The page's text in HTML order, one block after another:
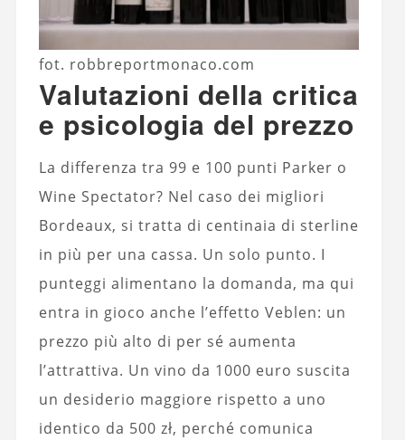
fot. robbreportmonaco.com
Valutazioni della critica
e psicologia del prezzo
La differenza tra 99 e 100 punti Parker o
Wine Spectator? Nel caso dei migliori
Bordeaux, si tratta di centinaia di sterline
in più per una cassa. Un solo punto. I
punteggi alimentano la domanda, ma qui
entra in gioco anche l’effetto Veblen: un
prezzo più alto di per sé aumenta
l’attrattiva. Un vino da 1000 euro suscita
un desiderio maggiore rispetto a uno
identico da 500 zł, perché comunica